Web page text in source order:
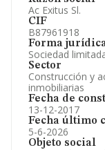
Ac Exitus Sl.
CIF
B87961918
Forma
Sociedad
Sector
Construcción y
inmobiliarias
Fecha de
13-12-2017
Fecha último
5-6-2026
Objeto social